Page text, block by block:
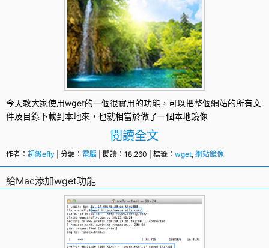
今天教大家使用wget的一個很實用的功能，可以把整個網站的所有文
件及目錄下載到本地來，也就相當於做了一個本地鏡像
閱讀全文
作者： 超級efly | 分類： 電腦 | 閱讀：18,260 | 標籤： wget, 網站鏡像
給Mac添加wget功能